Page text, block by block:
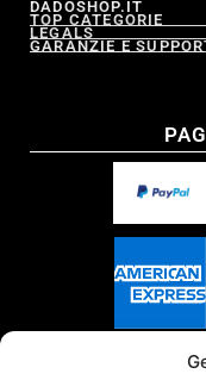
DADOSHOP.IT
TOP CATEGORIE
LEGALS
GARANZIE E